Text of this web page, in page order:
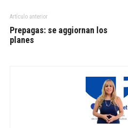
Artículo anterior
Prepagas: se aggiornan los
planes